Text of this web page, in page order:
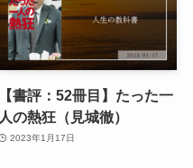
【書評：52冊目】たった一
人の熱狂（見城徹）
2023年1月17日